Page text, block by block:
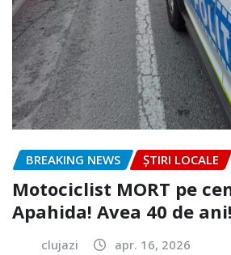
BREAKING NEWS ȘTIRI LOCALE
Motociclist MORT pe
Apahida! Avea 40 de
clujazi apr. 16, 2026